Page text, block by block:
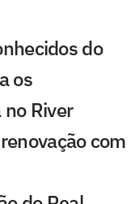
do
os
River
com